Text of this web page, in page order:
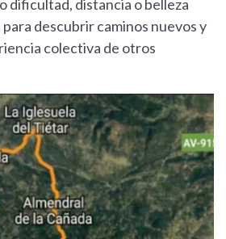
dificultad, distancia o belleza
descubrir caminos nuevos y
colectiva de otros